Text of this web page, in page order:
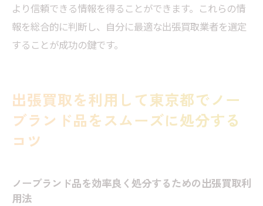
より信頼できる情報を得ることができます。これらの情
報を総合的に判断し、自分に最適な出張買取業者を選定
することが成功の鍵です。
出張買取を利用して東京都でノー
ブランド品をスムーズに処分する
コツ
ノーブランド品を効率良く処分するための出張買取利
用法